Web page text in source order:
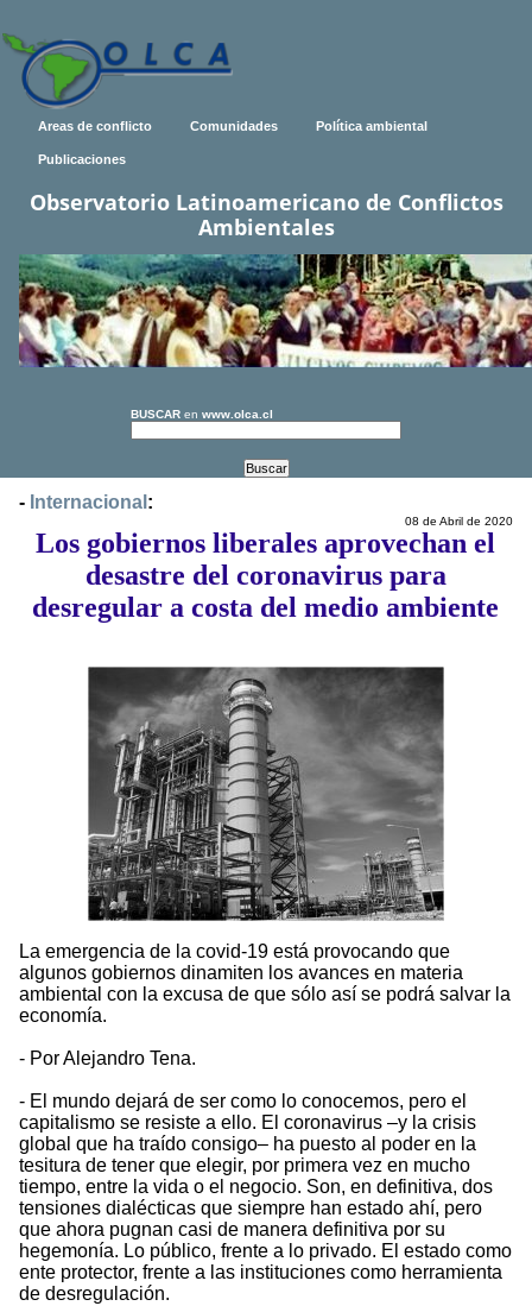
Areas de conflicto Comunidades Política ambiental
Publicaciones
Observatorio Latinoamericano de Conflictos
Ambientales
BUSCAR en www.olca.cl
- Internacional :
08 de Abril de 2020
Los gobiernos liberales aprovechan el
desastre del coronavirus para
desregular a costa del medio ambiente
La emergencia de la covid-19 está provocando que
algunos gobiernos dinamiten los avances en materia
ambiental con la excusa de que sólo así se podrá salvar la
economía.
- Por Alejandro Tena.
- El mundo dejará de ser como lo conocemos, pero el
capitalismo se resiste a ello. El coronavirus –y la crisis
global que ha traído consigo– ha puesto al poder en la
tesitura de tener que elegir, por primera vez en mucho
tiempo, entre la vida o el negocio. Son, en definitiva, dos
tensiones dialécticas que siempre han estado ahí, pero
que ahora pugnan casi de manera definitiva por su
hegemonía. Lo público, frente a lo privado. El estado como
ente protector, frente a las instituciones como herramienta
de desregulación.